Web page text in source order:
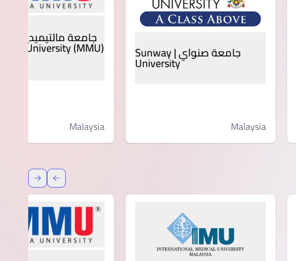
جامعة صنواي | Sunway
University
Malaysia
جامعة مالتيميديا -
University (MMU)
Malaysia
عودةإعادة